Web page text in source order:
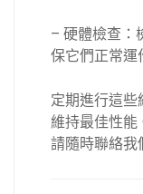
– 硬體檢查：
保它們正常運
定期進行這些
維持最佳性能
請隨時聯絡我